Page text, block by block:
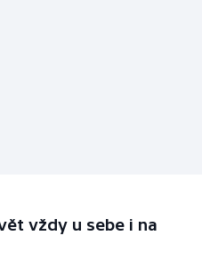
vždy u sebe i na